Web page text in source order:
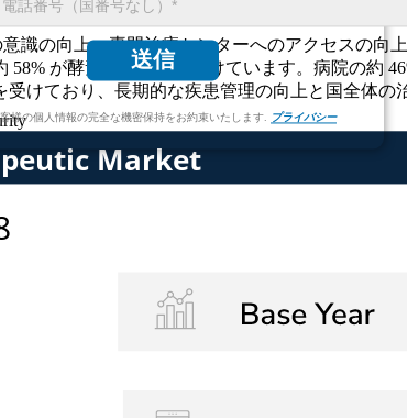
送信
様の個人情報の完全な機密保持をお約束いたします. プライバシー
識の向上、専門治療センターへのアクセスの向
が酵素補充療法を受けています。病院の約
けており、長期的な疾患管理の向上と国全体の